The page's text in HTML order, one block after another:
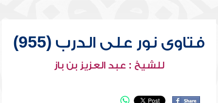
فتاوى نور على الدرب (955)
للشيخ : عبد العزيز بن باز